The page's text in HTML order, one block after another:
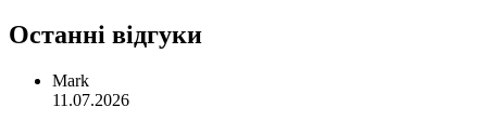
Останні відгуки
Mark
11.07.2026